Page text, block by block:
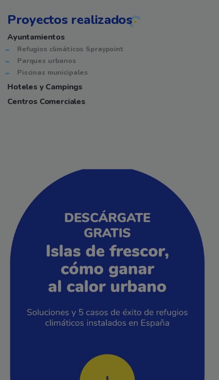
Proyectos realizados
Ayuntamientos
Refugios climáticos Spraypoint
Parques urbanos
Piscinas municipales
Hoteles y Campings
Centros Comerciales